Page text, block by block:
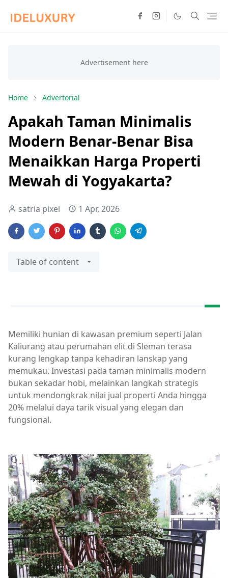
Home Advertorial
Apakah Taman Minimalis
Modern Benar-Benar Bisa
Menaikkan Harga Properti
Mewah di Yogyakarta?
satria pixel 1 Apr, 2026
Table of content
Memiliki hunian di kawasan premium seperti Jalan
Kaliurang atau perumahan elit di Sleman terasa
kurang lengkap tanpa kehadiran lanskap yang
memukau. Investasi pada taman minimalis modern
bukan sekadar hobi, melainkan langkah strategis
untuk mendongkrak nilai jual properti Anda hingga
20% melalui daya tarik visual yang elegan dan
fungsional.